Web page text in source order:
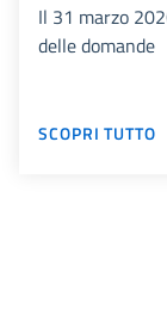
Il 31 marzo
delle domande
SCOPRI TUTTO